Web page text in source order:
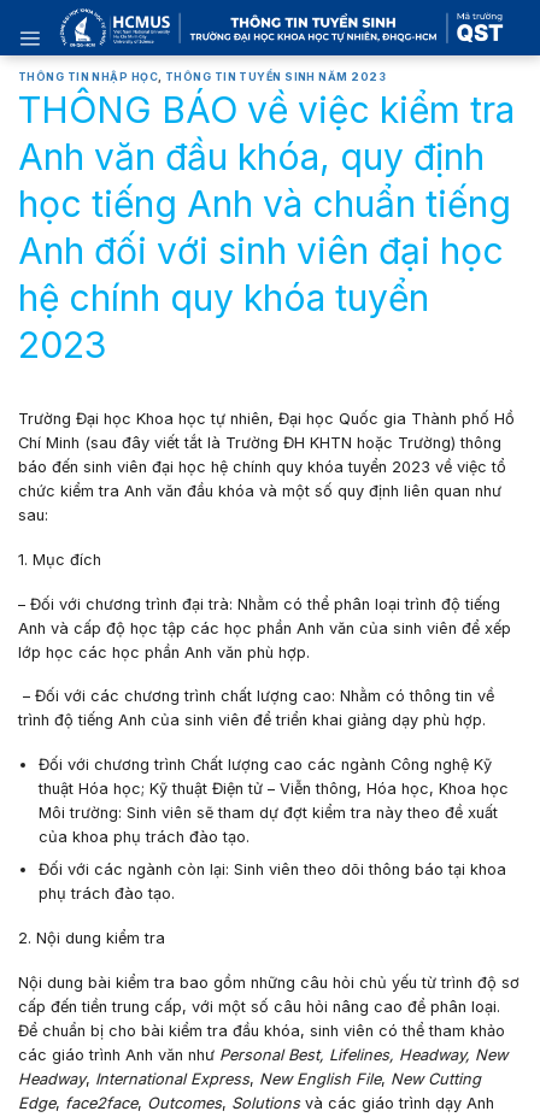
content
THÔNG TIN NHẬP HỌC THÔNG TIN TUYỂN SINH NĂM 2023
THÔNG BÁO về việc kiểm tra
Anh văn đầu khóa, quy định
học tiếng Anh và chuẩn tiếng
Anh đối với sinh viên đại học
hệ chính quy khóa tuyển
2023
Trường Đại học Khoa học tự nhiên, Đại học Quốc gia Thành phố Hồ
Chí Minh (sau đây viết tắt là Trường ĐH KHTN hoặc Trường) thông
báo đến sinh viên đại học hệ chính quy khóa tuyển 2023 về việc tổ
chức kiểm tra Anh văn đầu khóa và một số quy định liên quan như
sau:
1. Mục đích
– Đối với chương trình đại trà: Nhằm có thể phân loại trình độ tiếng
Anh và cấp độ học tập các học phần Anh văn của sinh viên để xếp
lớp học các học phần Anh văn phù hợp.
– Đối với các chương trình chất lượng cao: Nhằm có thông tin về
trình độ tiếng Anh của sinh viên để triển khai giảng dạy phù hợp.
Đối với chương trình Chất lượng cao các ngành Công nghệ Kỹ
thuật Hóa học; Kỹ thuật Điện tử – Viễn thông, Hóa học, Khoa học
Môi trường: Sinh viên sẽ tham dự đợt kiểm tra này theo đề xuất
của khoa phụ trách đào tạo.
Đối với các ngành còn lại: Sinh viên theo dõi thông báo tại khoa
phụ trách đào tạo.
2. Nội dung kiểm tra
Nội dung bài kiểm tra bao gồm những câu hỏi chủ yếu từ trình độ sơ
cấp đến tiền trung cấp, với một số câu hỏi nâng cao để phân loại.
Để chuẩn bị cho bài kiểm tra đầu khóa, sinh viên có thể tham khảo
các giáo trình Anh văn như Personal Best, Lifelines, Headway, New
Headway, International Express, New English File, New Cutting
Edge, face2face, Outcomes, Solutions và các giáo trình dạy Anh